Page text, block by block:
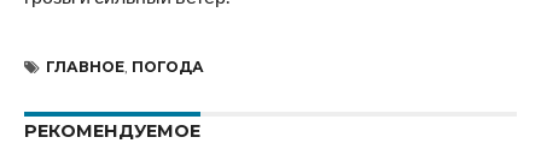
ГЛАВНОЕ, ПОГОДА
РЕКОМЕНДУЕМОЕ